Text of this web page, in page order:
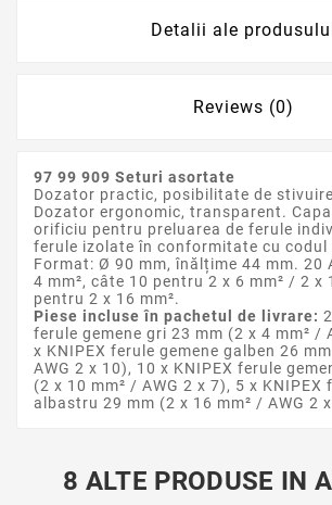
Detalii ale
Reviews (0)
97 99 909 Seturi asortate
Dozator practic, posibilitate de
Dozator ergonomic, transparent.
orificiu pentru preluarea de ferule
ferule izolate în conformitate cu codul
Format: Ø 90 mm, înălțime 44 mm. 20
4 mm², câte 10 pentru 2 x 6 mm² / 2 x
pentru 2 x 16 mm².
Piese incluse în pachetul de livrare:
ferule gemene gri 23 mm (2 x 4 mm² /
x KNIPEX ferule gemene galben 26
AWG 2 x 10), 10 x KNIPEX ferule
(2 x 10 mm² / AWG 2 x 7), 5 x KNIPEX
albastru 29 mm (2 x 16 mm² / AWG 2
8 ALTE PRODUSE IN